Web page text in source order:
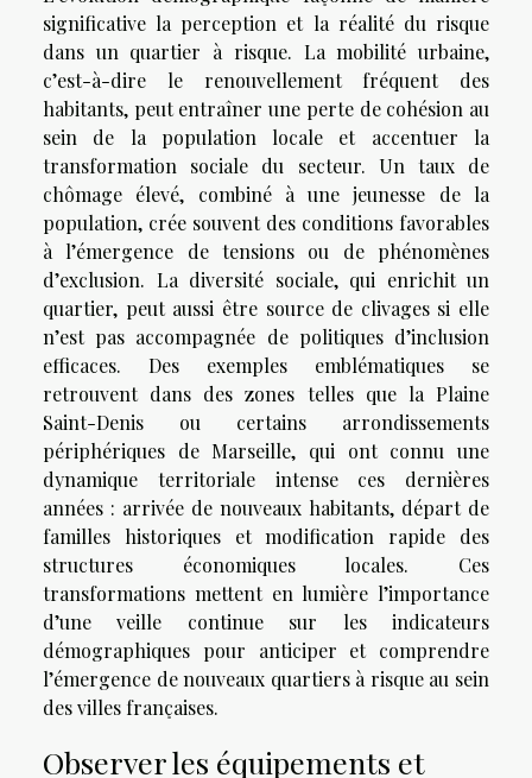
significative la perception et la réalité du risque
dans un quartier à risque. La mobilité urbaine,
c’est-à-dire le renouvellement fréquent des
habitants, peut entraîner une perte de cohésion au
sein de la population locale et accentuer la
transformation sociale du secteur. Un taux de
chômage élevé, combiné à une jeunesse de la
population, crée souvent des conditions favorables
à l’émergence de tensions ou de phénomènes
d’exclusion. La diversité sociale, qui enrichit un
quartier, peut aussi être source de clivages si elle
n’est pas accompagnée de politiques d’inclusion
efficaces. Des exemples emblématiques se
retrouvent dans des zones telles que la Plaine
Saint-Denis ou certains arrondissements
périphériques de Marseille, qui ont connu une
dynamique territoriale intense ces dernières
années : arrivée de nouveaux habitants, départ de
familles historiques et modification rapide des
structures économiques locales. Ces
transformations mettent en lumière l’importance
d’une veille continue sur les indicateurs
démographiques pour anticiper et comprendre
l’émergence de nouveaux quartiers à risque au sein
des villes françaises.
Observer les équipements et